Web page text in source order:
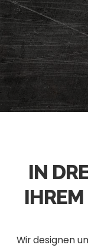
IN
Wir designen